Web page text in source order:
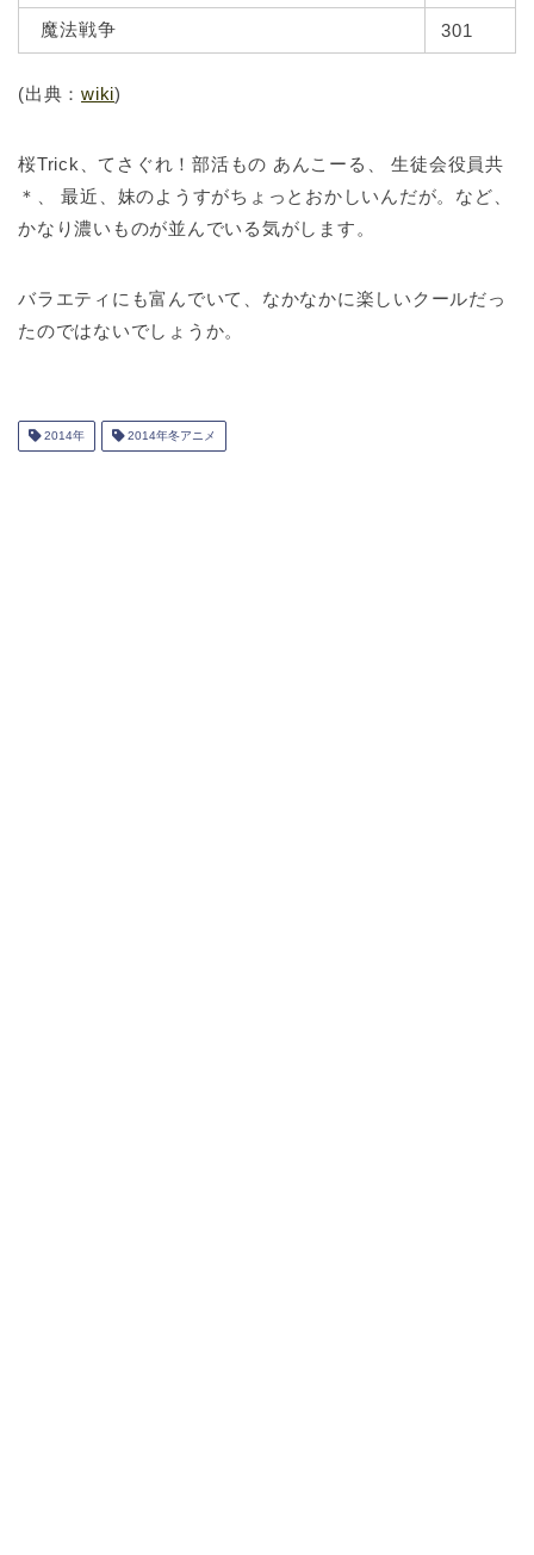
魔法戦争 301
(出典：wiki)
桜Trick、てさぐれ！部活もの あんこーる、 生徒会役員共
＊、 最近、妹のようすがちょっとおかしいんだが。など、
かなり濃いものが並んでいる気がします。
バラエティにも富んでいて、なかなかに楽しいクールだっ
たのではないでしょうか。
2014年 2014年冬アニメ